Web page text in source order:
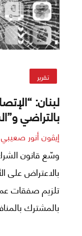
تقرير
لبنان:
بالتراضي
إيڤون أنور صعيبي
وسّع قانون
بالاعتراض على
تلزيم صفقات
بالمشترك